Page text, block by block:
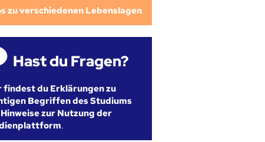
zu verschiedenen Lebenslagen
Hast du Fragen?
findest du Erklärungen zu
Begriffen des Studiums
Hinweise zur Nutzung der
.